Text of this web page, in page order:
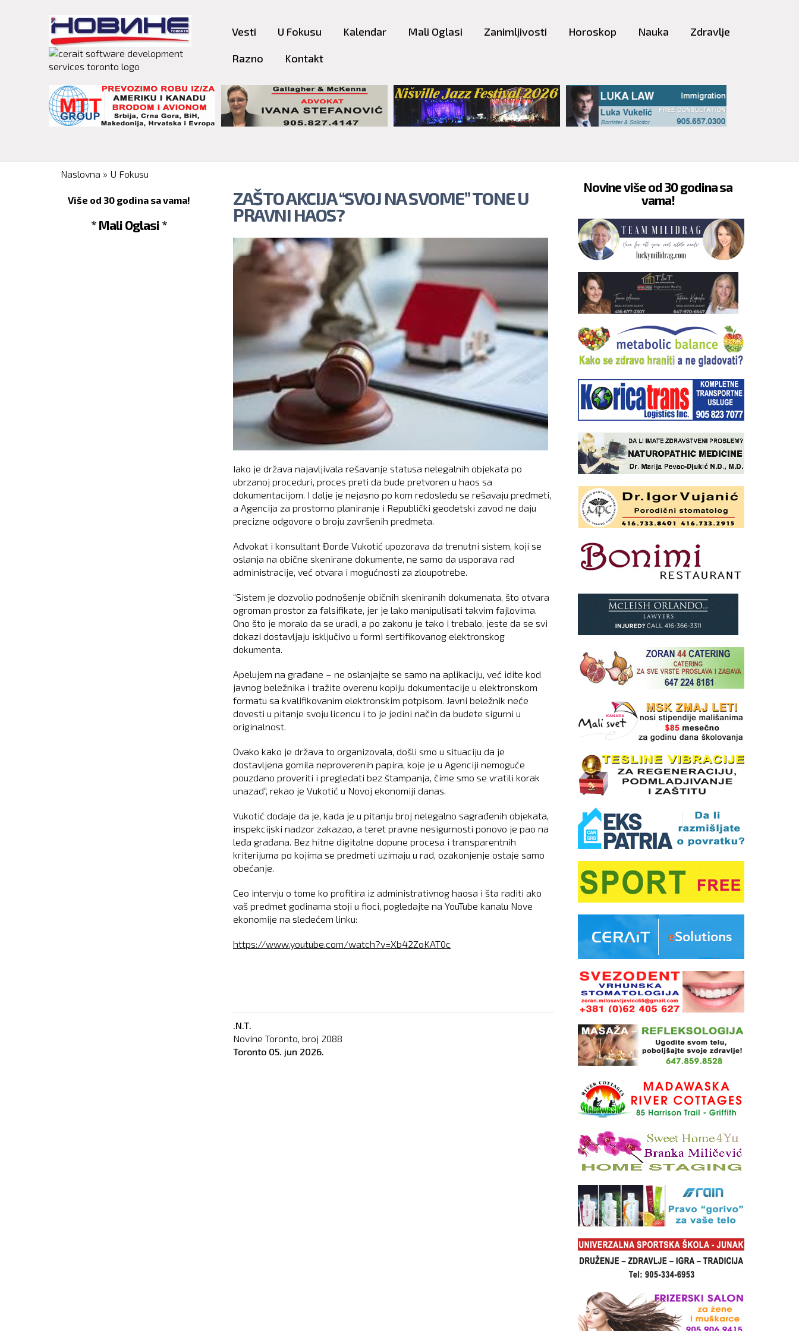
content
Vesti U Fokusu Kalendar Mali Oglasi Zanimljivosti Horoskop Nauka Zdravlje
Razno Kontakt
You are here
Naslovna » U Fokusu
Više od 30 godina sa vama!
* Mali Oglasi *
ZAŠTO AKCIJA “SVOJ NA SVOME” TONE U
PRAVNI HAOS?
Iako je država najavljivala rešavanje statusa nelegalnih objekata po
ubrzanoj proceduri, proces preti da bude pretvoren u haos sa
dokumentacijom. I dalje je nejasno po kom redosledu se rešavaju predmeti,
a Agencija za prostorno planiranje i Republički geodetski zavod ne daju
precizne odgovore o broju završenih predmeta.
Advokat i konsultant Đorđe Vukotić upozorava da trenutni sistem, koji se
oslanja na obične skenirane dokumente, ne samo da usporava rad
administracije, već otvara i mogućnosti za zloupotrebe.
“Sistem je dozvolio podnošenje običnih skeniranih dokumenata, što otvara
ogroman prostor za falsifikate, jer je lako manipulisati takvim fajlovima.
Ono što je moralo da se uradi, a po zakonu je tako i trebalo, jeste da se svi
dokazi dostavljaju isključivo u formi sertifikovanog elektronskog
dokumenta.
Apelujem na građane – ne oslanjajte se samo na aplikaciju, već idite kod
javnog beležnika i tražite overenu kopiju dokumentacije u elektronskom
formatu sa kvalifikovanim elektronskim potpisom. Javni beležnik neće
dovesti u pitanje svoju licencu i to je jedini način da budete sigurni u
originalnost.
Ovako kako je država to organizovala, došli smo u situaciju da je
dostavljena gomila neproverenih papira, koje je u Agenciji nemoguće
pouzdano proveriti i pregledati bez štampanja, čime smo se vratili korak
unazad“, rekao je Vukotić u Novoj ekonomiji danas.
Vukotić dodaje da je, kada je u pitanju broj nelegalno sagrađenih objekata,
inspekcijski nadzor zakazao, a teret pravne nesigurnosti ponovo je pao na
leđa građana. Bez hitne digitalne dopune procesa i transparentnih
kriterijuma po kojima se predmeti uzimaju u rad, ozakonjenje ostaje samo
obećanje.
Ceo intervju o tome ko profitira iz administrativnog haosa i šta raditi ako
vaš predmet godinama stoji u fioci, pogledajte na YouTube kanalu Nove
ekonomije na sledećem linku:
https://www.youtube.com/watch?v=Xb42ZoKAT0c
.N.T.
Novine Toronto, broj 2088
Toronto 05. jun 2026.
Novine više od 30 godina sa
vama!